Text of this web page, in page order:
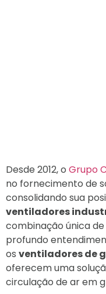
Desde 2012, o Grupo
no fornecimento de
consolidando sua
ventiladores
combinação única
profundo
os ventiladores de
oferecem uma
circulação de ar em